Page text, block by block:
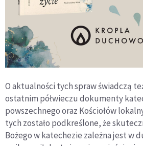
O aktualności tych spraw świadczą
ostatnim półwieczu dokumenty
powszechnego oraz Kościołów
tych zostało podkreślone, że
Bożego w katechezie zależna jest w